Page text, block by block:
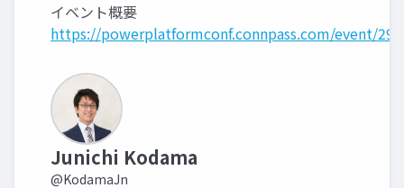
イベント概要
https://powerplatformconf.connpass.com/event/
Junichi Kodama
@KodamaJn